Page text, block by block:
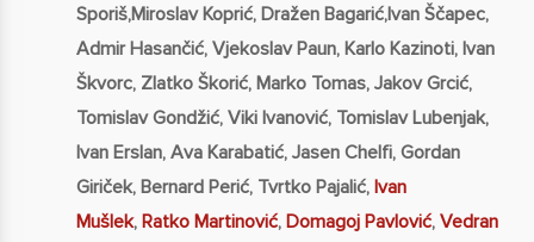
Sporiš,Miroslav Koprić, Dražen Bagarić,Ivan Ščapec,
Admir Hasančić, Vjekoslav Paun, Karlo Kazinoti, Ivan
Škvorc, Zlatko Škorić, Marko Tomas, Jakov Grcić,
Tomislav Gondžić, Viki Ivanović, Tomislav Lubenjak,
Ivan Erslan, Ava Karabatić, Jasen Chelfi, Gordan
Giriček, Bernard Perić, Tvrtko Pajalić, Ivan
Mušlek, Ratko Martinović, Domagoj Pavlović, Vedran